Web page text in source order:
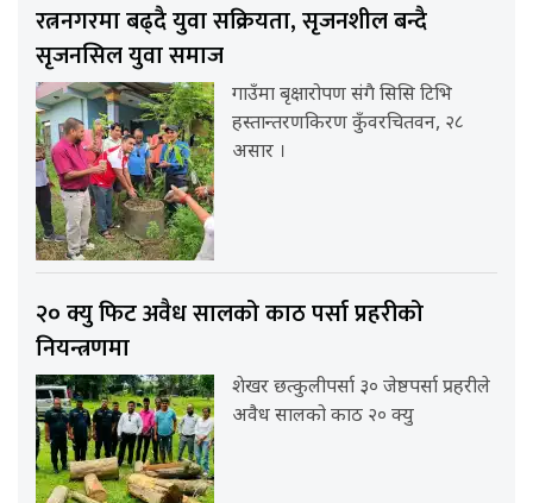
रत्ननगरमा बढ्दै युवा सक्रियता, सृजनशील बन्दै
सृजनसिल युवा समाज
गाउँमा बृक्षारोपण संगै सिसि टिभि
हस्तान्तरणकिरण कुँवरचितवन, २८
असार ।
२० क्यु फिट अवैध सालको काठ पर्सा प्रहरीको
नियन्त्रणमा
शेखर छत्कुलीपर्सा ३० जेष्ठपर्सा प्रहरीले
अवैध सालको काठ २० क्यु